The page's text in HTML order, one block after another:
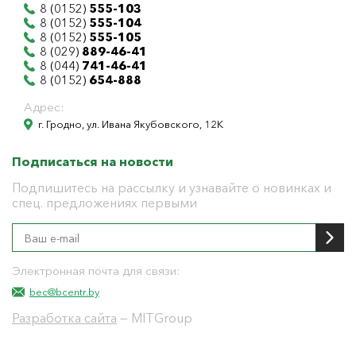
8 (0152) 555-103
8 (0152) 555-104
8 (0152) 555-105
8 (029) 889-46-41
8 (044) 741-46-41
8 (0152) 654-888
Адрес:
г. Гродно, ул. Ивана Якубовского, 12К
Подписаться на новости
Подпишитесь на рассылку и узнавайте о новинках и
спец. предложениях первыми
Электронная почта для связи:
bec@bcentr.by
Разработка сайта — MITGroup